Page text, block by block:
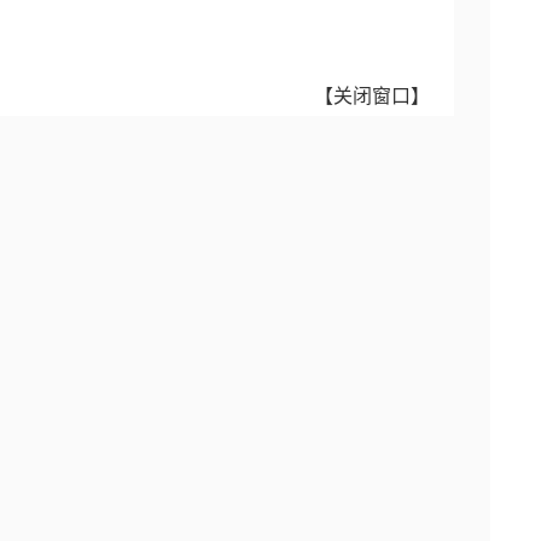
【关闭窗口 】